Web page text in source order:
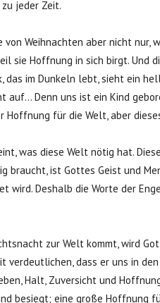
jeder Zeit.
Weihnachten aber nicht nur,
sie Hoffnung in sich birgt. Und
das im Dunkeln lebt, sieht ein
Denn uns ist ein Kind
Hoffnung für die Welt, aber
was diese Welt nötig hat.
braucht, ist Gottes Geist und
wird. Deshalb die Worte der
zur Welt kommt, wird
verdeutlichen, dass er uns in
Halt, Zuversicht und
besiegt; eine große Hoffnung